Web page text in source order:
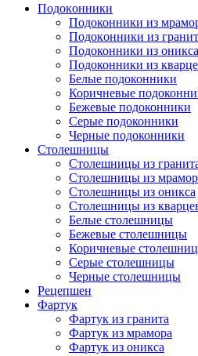
Подокoнники
Подоконники из
Подокoнники из
Подоконники из оникса
Подоконники из
Белые подоконники
Коричневые
Бежевые подоконники
Серые подоконники
Черные подоконники
Столешницы
Столешницы из
Столешницы из
Столешницы из оникса
Столешницы из
Белые столешницы
Бежевые столешницы
Коричневые
Серые столешницы
Черные столешницы
Рецепшен
Фартук
Фартук из гранита
Фартук из мрамора
Фартук из оникса